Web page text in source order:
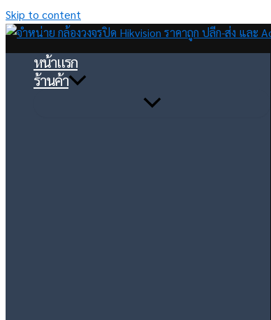
Skip to content
หน้าแรก
ร้านค้า